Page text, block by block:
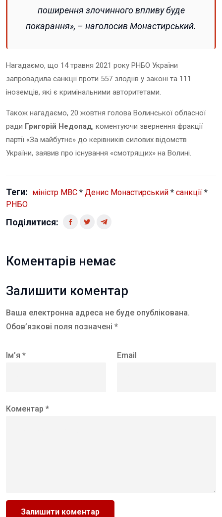
поширення злочинного впливу буде
покарання», – наголосив Монастирський.
Нагадаємо, що 14 травня 2021 року РНБО України
запровадила санкції проти 557 злодіїв у законі та 111
іноземців, які є кримінальними авторитетами.
Також нагадаємо, 20 жовтня голова Волинської обласної
ради Григорій Недопад, коментуючи звернення фракції
партії «За майбутнє» до керівників силових відомств
України, заявив про існування «смотрящих» на Волині.
Теги: міністр МВС * Денис Монастирський * санкції *
РНБО
Поділитися:
Коментарів немає
Залишити коментар
Ваша електронна адреса не буде опублікована.
Обов’язкові поля позначені *
Ім’я * Email
Коментар *